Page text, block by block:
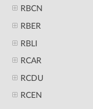
RBCN
RBER
RBLI
RCAR
RCDU
RCEN